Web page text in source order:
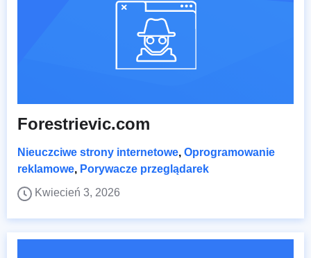
Forestrievic.com
Nieuczciwe strony internetowe, Oprogramowanie
reklamowe, Porywacze przeglądarek
Kwiecień 3, 2026